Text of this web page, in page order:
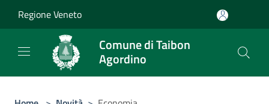
Regione Veneto
Comune di Taibon
Agordino